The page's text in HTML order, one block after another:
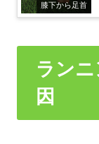
膝下から足首
ラン
因